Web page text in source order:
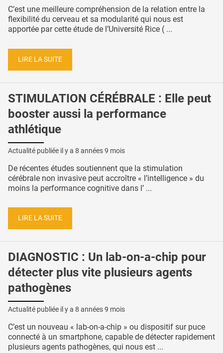
C’est une meilleure compréhension de la relation entre la
flexibilité du cerveau et sa modularité qui nous est
apportée par cette étude de l’Université Rice ( ...
LIRE LA SUITE
STIMULATION CÉRÉBRALE : Elle peut
booster aussi la performance
athlétique
Actualité publiée il y a 8 années 9 mois
De récentes études soutiennent que la stimulation
cérébrale non invasive peut accroître « l’intelligence » du
moins la performance cognitive dans l’ ...
LIRE LA SUITE
DIAGNOSTIC : Un lab-on-a-chip pour
détecter plus vite plusieurs agents
pathogènes
Actualité publiée il y a 8 années 9 mois
C’est un nouveau « lab-on-a-chip » ou dispositif sur puce
connecté à un smartphone, capable de détecter rapidement
plusieurs agents pathogènes, qui nous est ...